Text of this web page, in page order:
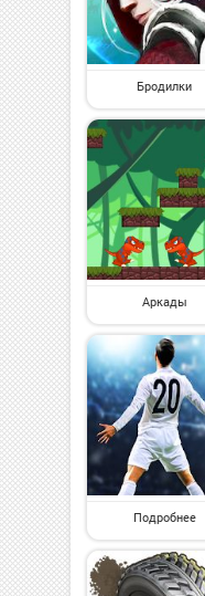
Бродилки
Аркады
Подробнее